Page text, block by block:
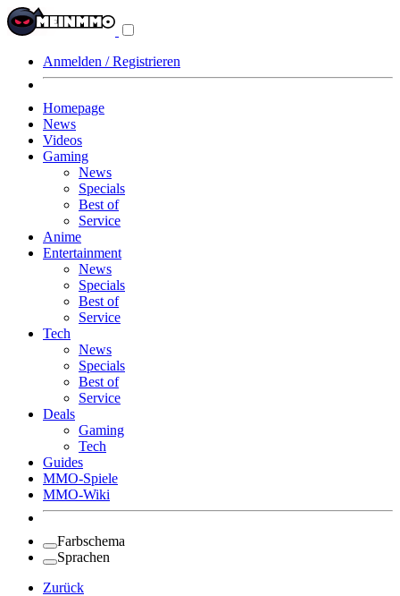
Anmelden / Registrieren
Homepage
News
Videos
Gaming
News
Specials
Best of
Service
Anime
Entertainment
News
Specials
Best of
Service
Tech
News
Specials
Best of
Service
Deals
Gaming
Tech
Guides
MMO-Spiele
MMO-Wiki
Farbschema
Sprachen
Zurück